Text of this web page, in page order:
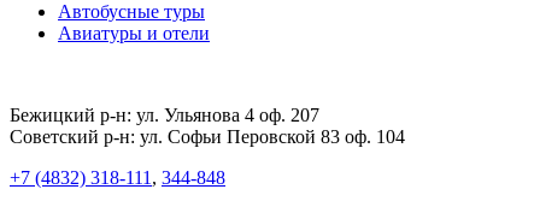
Автобусные туры
Авиатуры и отели
Бежицкий р-н: ул. Ульянова 4 оф. 207
Советский р-н: ул. Софьи Перовской 83 оф. 104
+7 (4832) 318-111 , 344-848